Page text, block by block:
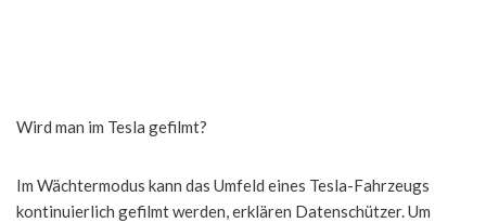
Wird man im Tesla gefilmt?
Im Wächtermodus kann das Umfeld eines Tesla-Fahrzeugs
kontinuierlich gefilmt werden, erklären Datenschützer. Um